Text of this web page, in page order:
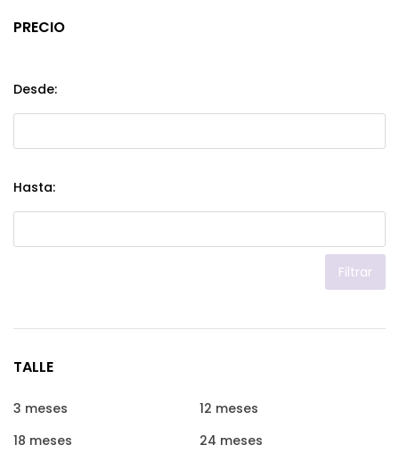
PRECIO
Desde:
Hasta:
Filtrar
TALLE
3 meses
12 meses
18 meses
24 meses